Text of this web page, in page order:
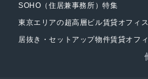
SOHO（住居兼事務所）特集
東京エリアの超高層ビル賃貸オフィ
居抜き・セットアップ物件賃貸オフ